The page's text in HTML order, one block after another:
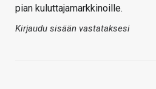
pian kuluttajamarkkinoille.
Kirjaudu sisään vastataksesi